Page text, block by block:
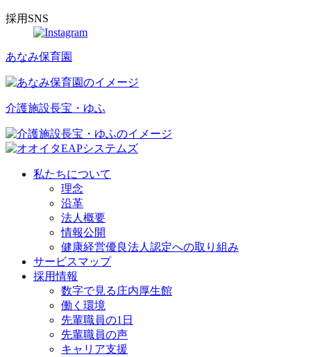
採用SNS
あなみ保育園
介護施設長宝・ゆふ
私たちについて
理念
沿革
法人概要
情報公開
健康経営優良法人認定への取り組み
サービスマップ
採用情報
数字で見る庄内厚生館
働く環境
先輩職員の1日
先輩職員の声
キャリア支援